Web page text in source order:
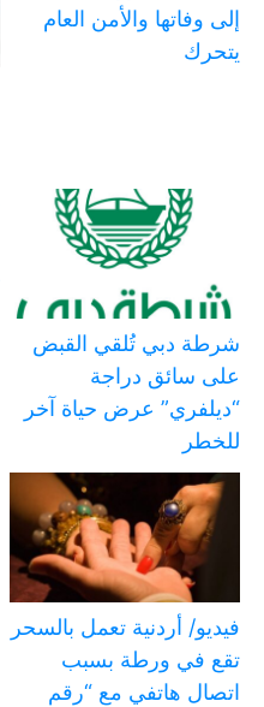
إلى وفاتها والأمن العام
يتحرك
شرطة دبي تُلقي القبض
على سائق دراجة
“ديلفري” عرض حياة آخر
للخطر
فيديو/ أردنية تعمل بالسحر
تقع في ورطة بسبب
اتصال هاتفي مع “رقم